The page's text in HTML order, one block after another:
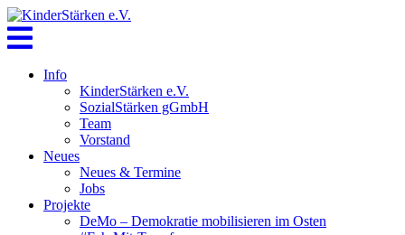
Skip
to
content
Info
KinderStärken e.V.
SozialStärken gGmbH
Team
Vorstand
Neues
Neues & Termine
Jobs
Projekte
DeMo – Demokratie mobilisieren im Osten